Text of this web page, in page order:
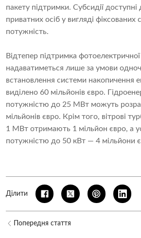
пакету підтримки. Субсидії
приватних осіб у вигляді фіксованих
потужність.
Відтепер підтримка
надаватиметься лише за умови
встановлення системи накопичення
виділено 60 мільйонів євро.
потужністю до 25 МВт можуть
мільйонів євро. Крім того, вітрові
1 МВт отримають 1 мільйон євро, а
потужністю до 50 кВт — 4 мільйони
Ділити
Попередня стаття